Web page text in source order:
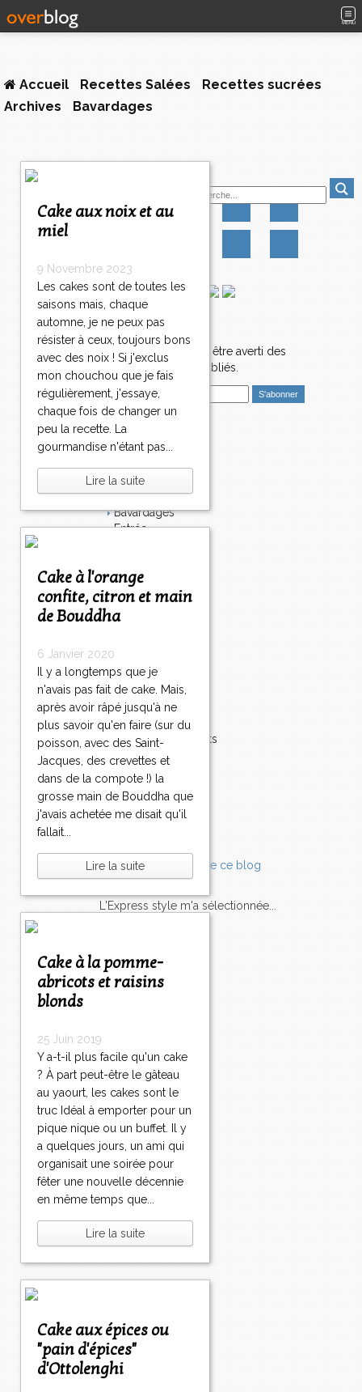
MENU
Accueil Recettes Salées
Recettes sucrées
Archives
Bavardages
Cake aux noix et au
miel
9 Novembre 2023
Les cakes sont de toutes les
saisons mais, chaque
automne, je ne peux pas
résister à ceux, toujours bons
avec des noix ! Si j'exclus
mon chouchou que je fais
régulièrement, j'essaye,
chaque fois de changer un
peu la recette. La
gourmandise n'étant pas...
Lire la suite
Cake à l'orange
confite, citron et main
de Bouddha
6 Janvier 2020
Il y a longtemps que je
n'avais pas fait de cake. Mais,
après avoir râpé jusqu'à ne
plus savoir qu'en faire (sur du
poisson, avec des Saint-
Jacques, des crevettes et
dans de la compote !) la
grosse main de Bouddha que
j'avais achetée me disait qu'il
fallait...
Lire la suite
Cake à la pomme-
abricots et raisins
blonds
25 Juin 2019
Y a-t-il plus facile qu'un cake
? À part peut-être le gâteau
au yaourt, les cakes sont le
truc Idéal à emporter pour un
pique nique ou un buffet. Il y
a quelques jours, un ami qui
organisait une soirée pour
fêter une nouvelle décennie
en même temps que...
Lire la suite
Cake aux épices ou
"pain d'épices"
d'Ottolenghi
Newsletter
Abonnez-vous pour être averti des
nouveaux articles publiés.
E
m
l
Catégories
Dessert
Plat
Bavardages
Entrée
Apéritif
Fromage
Viande
Épices
Fruits
Soupe
Fêtes
Poisson
Accompagnements
Champignons
Chocolat
Pâtes
Tomates
Balade
L'Express style m'a sélectionnée...
2